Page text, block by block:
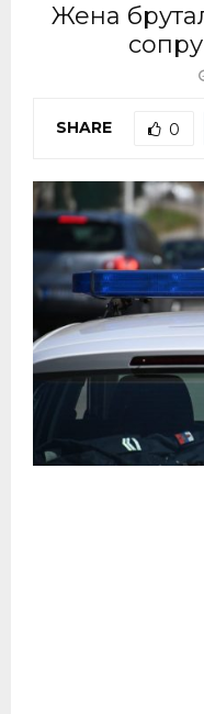
Жена
SHARE 0